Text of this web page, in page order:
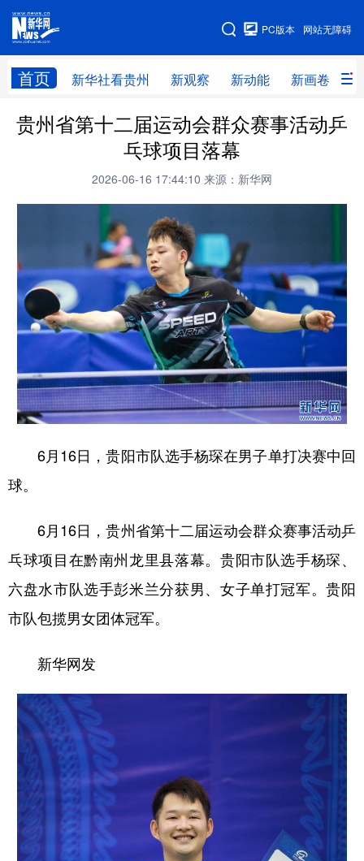
网站无障碍
PC版本
首页 新华社看贵州 新观察 新动能 新画卷
网站地图
新华社看贵州 新观察 新动能 新画卷
贵州领导 人事
直播
数字贵州
部门之窗 县区直达 企业速递
融媒联播 贵阳 遵义 安顺
六盘水 毕节 铜仁 黔东南
黔西南
地方频道
北京 天津 河北 山西
浙江 安徽 福建 江西
山东 河南 湖北 湖南
广东 广西 海南 重庆
四川 贵州
陕西
新疆 内蒙古 黑龙江
多语种频道
English Español Français عربى
Русский язык 日本語 한국어
贵州省第十二届运动会群众赛事活动乒
乓球项目落幕
2026-06-16 17:44:10 来源：新华网
6月16日，贵阳市队选手杨琛在男子单打决赛中回
球。
6月16日，贵州省第十二届运动会群众赛事活动乒
乓球项目在黔南州龙里县落幕。贵阳市队选手杨琛、
六盘水市队选手彭米兰分获男、女子单打冠军。贵阳
市队包揽男女团体冠军。
新华网发